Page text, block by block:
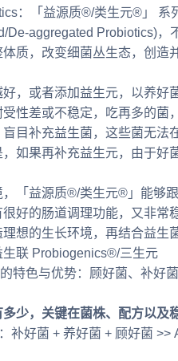
：「益源质®/类生元®」 系
De-aggregated Probiotics)，
质，改变细菌丛生态，创造
，或者添加益生元，以养好
性差或不稳定，吃再多的菌
目补充益生菌，这些菌无法
如果再补充益生元，由于好
「益源质®/类生元®」能够
好的肠道调理功能，又非常
想的生长环境，再结合益生
联 Probiogenics®/三生元
特色与优势：顾好菌、补好
少，关键在菌株、配方以及
补好菌 + 养好菌 + 顾好菌 >>